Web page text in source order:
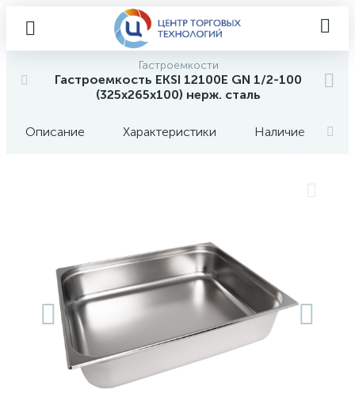
Гастроемкости
Гастроемкость EKSI 12100E GN 1/2-100
(325х265х100) нерж. сталь
Описание Характеристики Наличие